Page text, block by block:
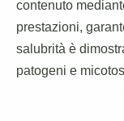
contenuto
prestazioni,
salubrità è
patogeni e